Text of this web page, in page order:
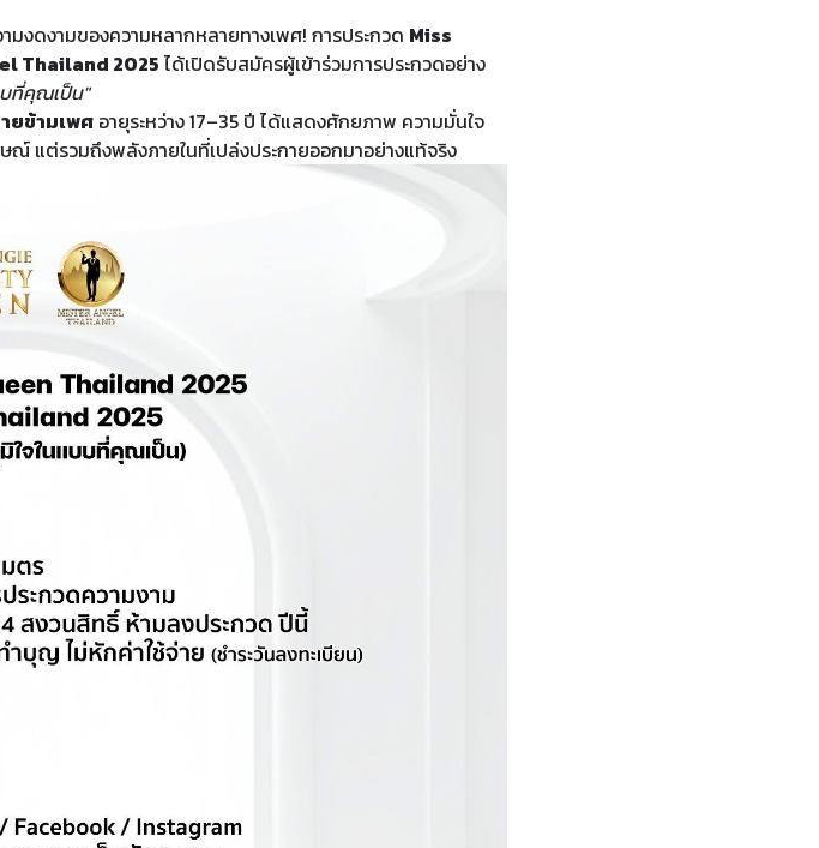
งดงามของความหลากหลายทางเพศ! การประกวด Miss
Thailand 2025 ได้เปิดรับสมัครผู้เข้าร่วมการประกวดอย่าง
บที่คุณเป็น"
ยข้ามเพศ อายุระหว่าง 17–35 ปี ได้แสดงศักยภาพ ความมั่นใจ
แต่รวมถึงพลังภายในที่เปล่งประกายออกมาอย่างแท้จริง